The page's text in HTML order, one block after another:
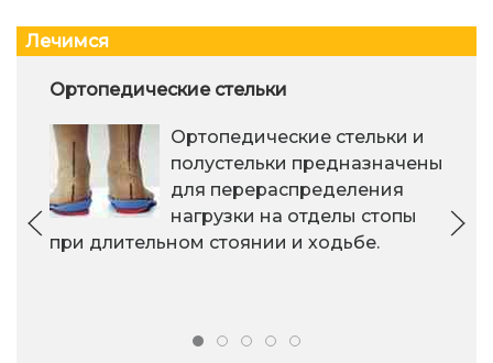
Лечимся
Ортопедические стельки
Ортопедические стельки и
полустельки предназначены
для перераспределения
нагрузки на отделы стопы
при длительном стоянии и ходьбе.